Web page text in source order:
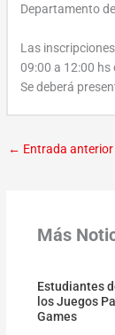
Departamento
Las
09:00 a 12:00 hs
Se deberá
← Entrada anterior
Más
Estudiantes
los Juegos
Games